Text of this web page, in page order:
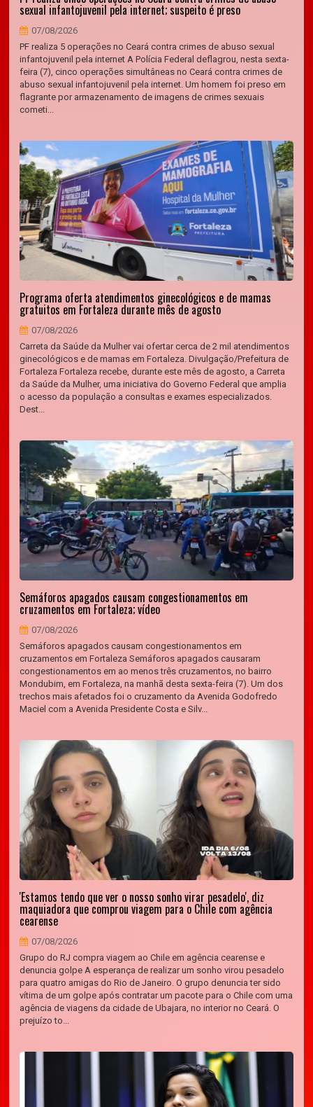
sexual infantojuvenil pela internet; suspeito é preso
07/08/2026
PF realiza 5 operações no Ceará contra crimes de abuso sexual
infantojuvenil pela internet A Polícia Federal deflagrou, nesta sexta-
feira (7), cinco operações simultâneas no Ceará contra crimes de
abuso sexual infantojuvenil pela internet. Um homem foi preso em
flagrante por armazenamento de imagens de crimes sexuais
cometi...
Programa oferta atendimentos ginecológicos e de mamas
gratuitos em Fortaleza durante mês de agosto
07/08/2026
Carreta da Saúde da Mulher vai ofertar cerca de 2 mil atendimentos
ginecológicos e de mamas em Fortaleza. Divulgação/Prefeitura de
Fortaleza Fortaleza recebe, durante este mês de agosto, a Carreta
da Saúde da Mulher, uma iniciativa do Governo Federal que amplia
o acesso da população a consultas e exames especializados.
Dest...
Semáforos apagados causam congestionamentos em
cruzamentos em Fortaleza; vídeo
07/08/2026
Semáforos apagados causam congestionamentos em
cruzamentos em Fortaleza Semáforos apagados causaram
congestionamentos em ao menos três cruzamentos, no bairro
Mondubim, em Fortaleza, na manhã desta sexta-feira (7). Um dos
trechos mais afetados foi o cruzamento da Avenida Godofredo
Maciel com a Avenida Presidente Costa e Silv...
'Estamos tendo que ver o nosso sonho virar pesadelo', diz
maquiadora que comprou viagem para o Chile com agência
cearense
07/08/2026
Grupo do RJ compra viagem ao Chile em agência cearense e
denuncia golpe A esperança de realizar um sonho virou pesadelo
para quatro amigas do Rio de Janeiro. O grupo denuncia ter sido
vítima de um golpe após contratar um pacote para o Chile com uma
agência de viagens da cidade de Ubajara, no interior no Ceará. O
prejuízo to...